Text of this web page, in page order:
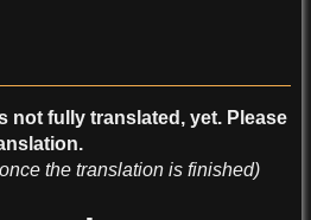
not fully translated, yet. Please
the translation is finished)